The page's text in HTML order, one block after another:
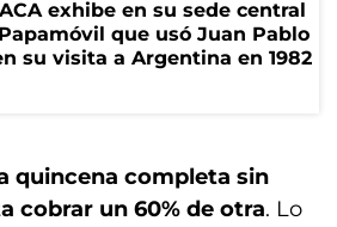
exhibe en su sede central
que usó Juan Pablo
su visita a Argentina en 1982
quincena completa sin
cobrar un 60% de otra. Lo